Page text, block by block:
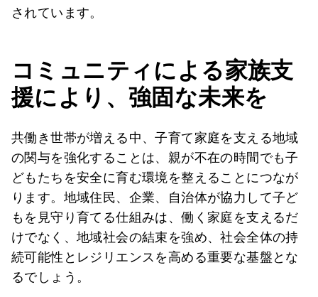
されています。
コミュニティによる家族支
援により、強固な未来を
共働き世帯が増える中、子育て家庭を支える地域
の関与を強化することは、親が不在の時間でも子
どもたちを安全に育む環境を整えることにつなが
ります。地域住民、企業、自治体が協力して子ど
もを見守り育てる仕組みは、働く家庭を支えるだ
けでなく、地域社会の結束を強め、社会全体の持
続可能性とレジリエンスを高める重要な基盤とな
るでしょう。